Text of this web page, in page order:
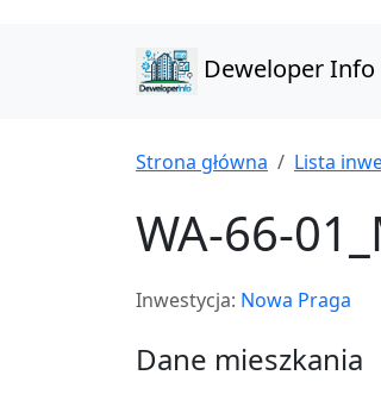
Deweloper Info
Strona główna Lista
WA-66-
Inwestycja: Nowa Praga
Dane mieszkania